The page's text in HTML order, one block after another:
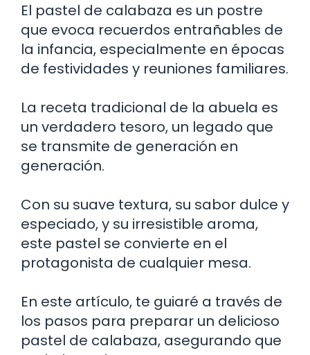
El pastel de calabaza es un postre
que evoca recuerdos entrañables de
la infancia, especialmente en épocas
de festividades y reuniones familiares.
La receta tradicional de la abuela es
un verdadero tesoro, un legado que
se transmite de generación en
generación.
Con su suave textura, su sabor dulce y
especiado, y su irresistible aroma,
este pastel se convierte en el
protagonista de cualquier mesa.
En este artículo, te guiaré a través de
los pasos para preparar un delicioso
pastel de calabaza, asegurando que